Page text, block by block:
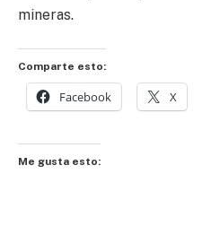
mineras.
Comparte esto:
Facebook X
Me gusta esto: